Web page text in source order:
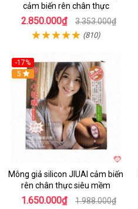
cảm biến rên chân thực
2.850.000₫ 3.353.000₫
(810)
-17%
Hot
5
Mông giả silicon JIUAI cảm biến
rên chân thực siêu mềm
1.650.000₫ 1.988.000₫